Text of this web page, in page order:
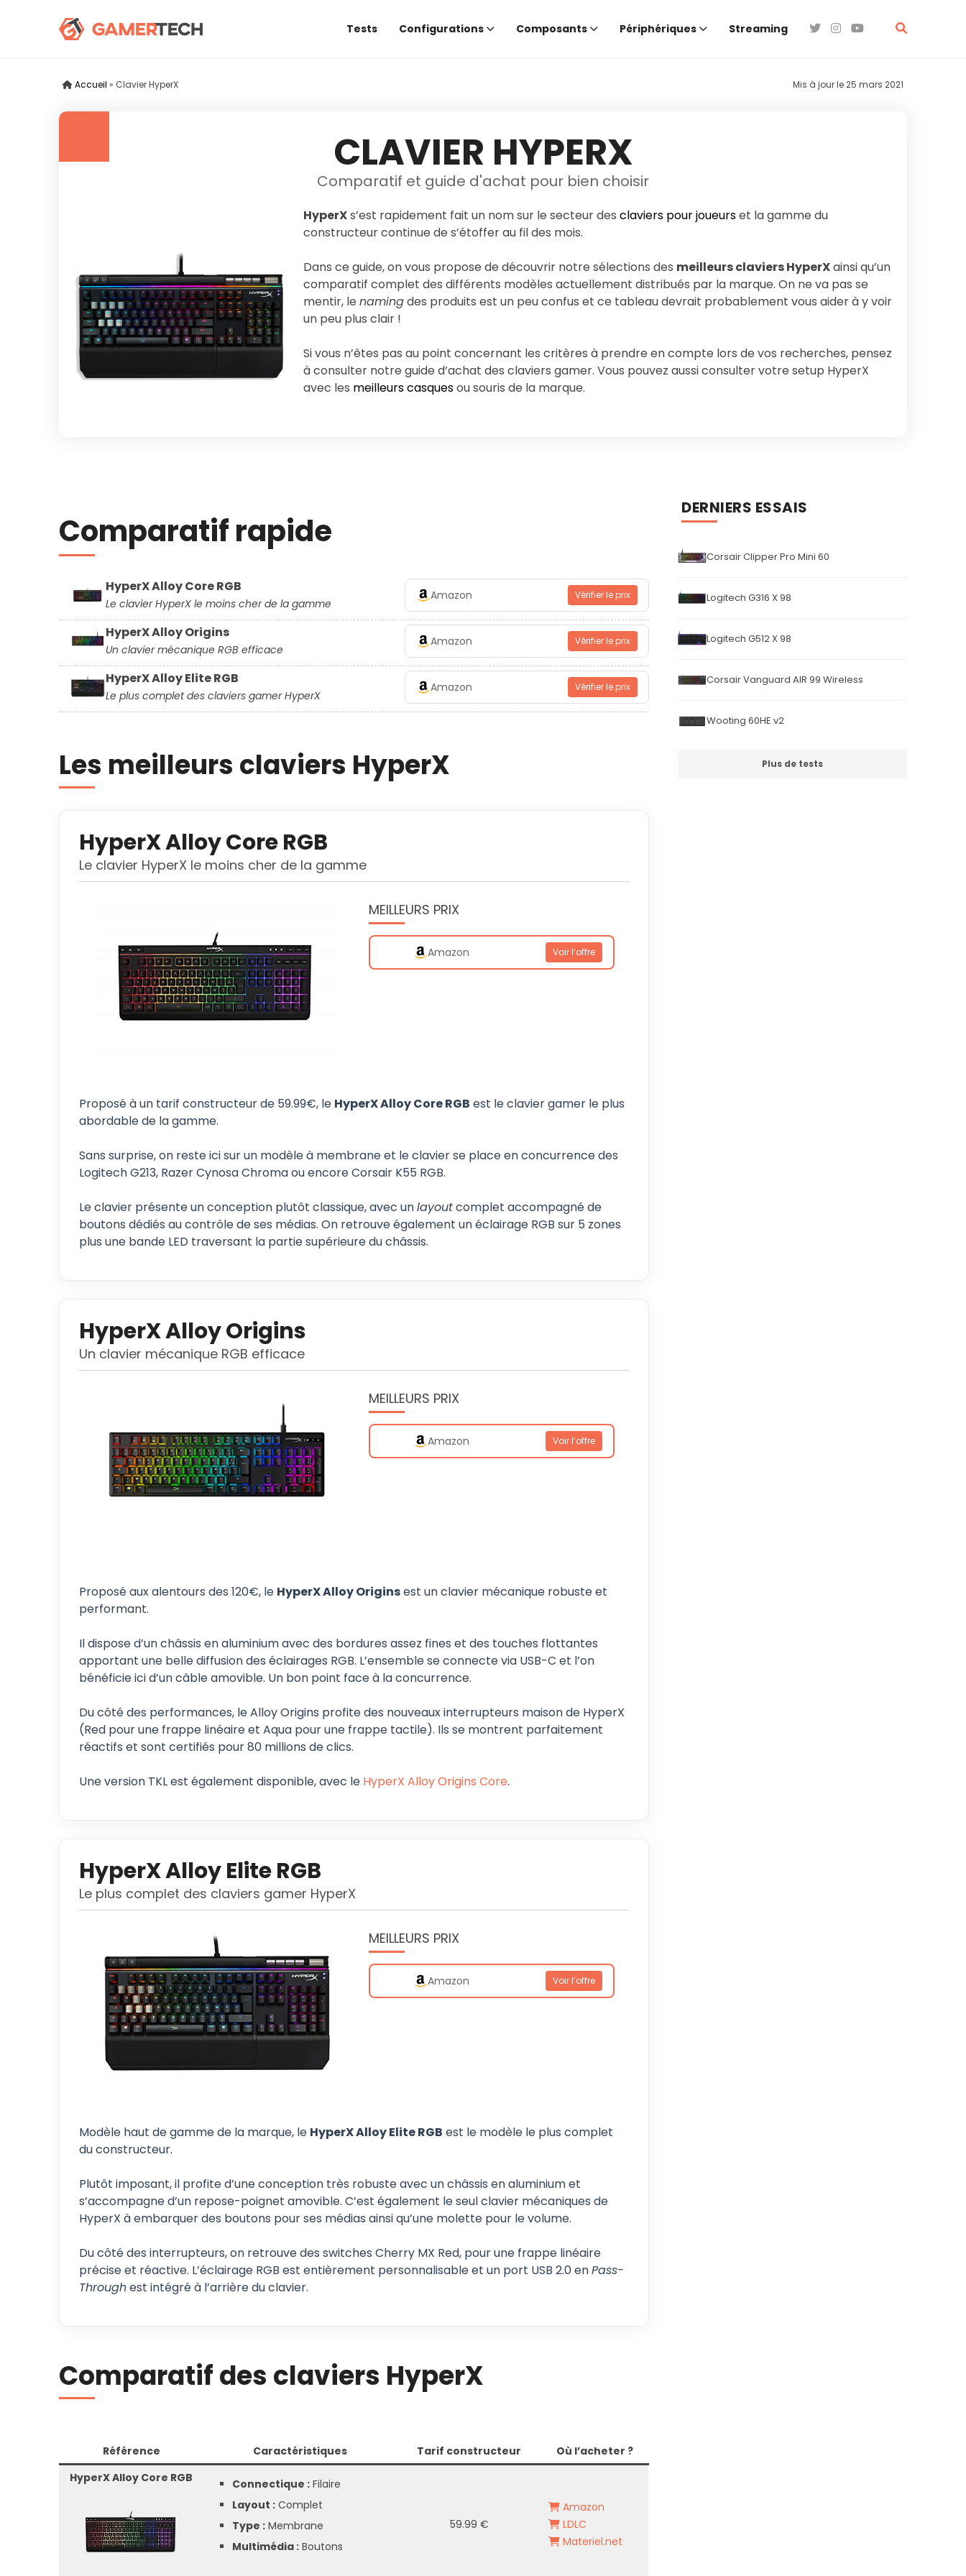
Tests Configurations Composants Périphériques Streaming
Accueil » Clavier HyperX Mis à jour le25 mars 2021
CLAVIER HYPERX
Comparatif et guide d'achat pour bien choisir
HyperXs’est rapidement fait un nom sur le secteur des claviers pour joueurset la gamme du
constructeur continue de s’étoffer au fil des mois.
Dans ce guide, on vous propose de découvrir notre sélections des meilleurs claviers HyperXainsi qu’un
comparatif complet des différents modèles actuellement distribués par la marque. On ne va pas se
mentir, le namingdes produits est un peu confus et ce tableau devrait probablement vous aider à y voir
un peu plus clair !
Si vous n’êtes pas au point concernant les critères à prendre en compte lors de vos recherches, pensez
à consulter notre guide d’achat des claviers gamer. Vous pouvez aussi consulter votre setup HyperX
avec les meilleurs casquesou souris de la marque.
Comparatif rapide
HyperX Alloy Core RGB
Le clavier HyperX le moins cher de la gamme
Amazon Vérifier le prix
HyperX Alloy Origins
Un clavier mécanique RGB efficace
Amazon Vérifier le prix
HyperX Alloy Elite RGB
Le plus complet des claviers gamer HyperX
Amazon Vérifier le prix
Les meilleurs claviers HyperX
HyperX Alloy Core RGB
Le clavier HyperX le moins cher de la gamme
MEILLEURS PRIX
Amazon Voir l’offre
Proposé à un tarif constructeur de 59.99€, le HyperX Alloy Core RGB est le clavier gamer le plus
abordable de la gamme.
Sans surprise, on reste ici sur un modèle à membrane et le clavier se place en concurrence des
Logitech G213, Razer Cynosa Chroma ou encore Corsair K55 RGB.
Le clavier présente un conception plutôt classique, avec unlayoutcomplet accompagné de
boutons dédiés au contrôle de ses médias. On retrouve également un éclairage RGB sur 5 zones
plus une bande LED traversant la partie supérieure du châssis.
HyperX Alloy Origins
Un clavier mécanique RGB efficace
MEILLEURS PRIX
Amazon Voir l’offre
Proposé aux alentours des 120€, le HyperX Alloy Originsest un clavier mécanique robuste et
performant.
Il dispose d’un châssis en aluminium avec des bordures assez fines et des touches flottantes
apportant une belle diffusion des éclairages RGB. L’ensemble se connecte via USB-C et l’on
bénéficie ici d’un câble amovible. Un bon point face à la concurrence.
Du côté des performances, le Alloy Origins profite des nouveaux interrupteurs maison de HyperX
(Red pour une frappe linéaire et Aqua pour une frappe tactile). Ils se montrent parfaitement
réactifs et sont certifiés pour 80 millions de clics.
Une version TKL est également disponible, avec le HyperX Alloy Origins Core.
HyperX Alloy Elite RGB
Le plus complet des claviers gamer HyperX
MEILLEURS PRIX
Amazon Voir l’offre
Modèle haut de gamme de la marque, le HyperX Alloy Elite RGB est le modèle le plus complet
du constructeur.
Plutôt imposant, il profite d’une conception très robuste avec un châssis en aluminium et
s’accompagne d’un repose-poignet amovible. C’est également le seul clavier mécaniques de
HyperX à embarquer des boutons pour ses médias ainsi qu’une molette pour le volume.
Du côté des interrupteurs, on retrouve des switches Cherry MX Red, pour une frappe linéaire
précise et réactive. L’éclairage RGB est entièrement personnalisable et un port USB 2.0 enPass-
Throughest intégré à l’arrière du clavier.
Comparatif des claviers HyperX
Référence Caractéristiques Tarif constructeur
Où l’acheter ?
HyperX Alloy Core RGB
Connectique : Filaire
Layout : Complet
Type : Membrane
Multimédia : Boutons
59.99 €
Amazon
LDLC
Materiel.net
DERNIERS ESSAIS
Corsair Clipper Pro Mini 60
Logitech G316 X 98
Logitech G512 X 98
Corsair Vanguard AIR 99 Wireless
Wooting 60HE v2
Plus de tests